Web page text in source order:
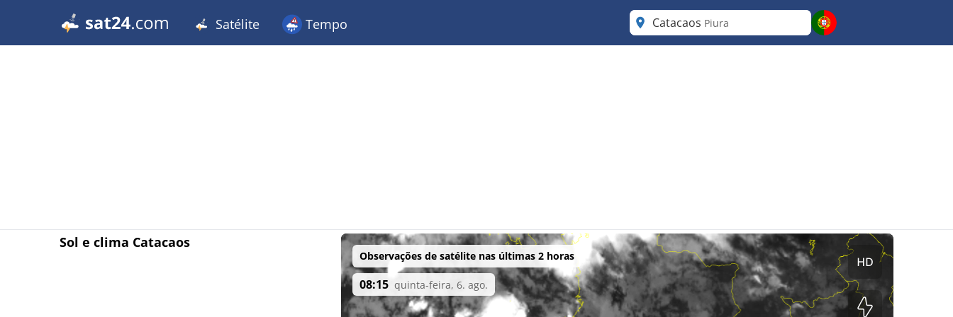
Satélite Tempo Catacaos Piura
Sol e clima Catacaos
Observações de satélite nas últimas 2 horas
08:15 quinta-feira, 6. ago.